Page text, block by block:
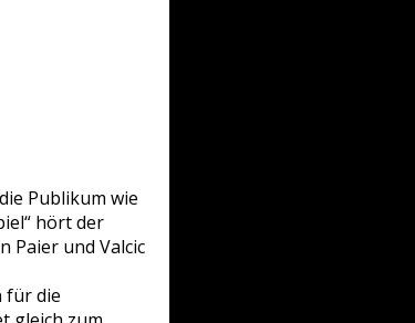
Publikum wie
hört der
Paier und Valcic
für die